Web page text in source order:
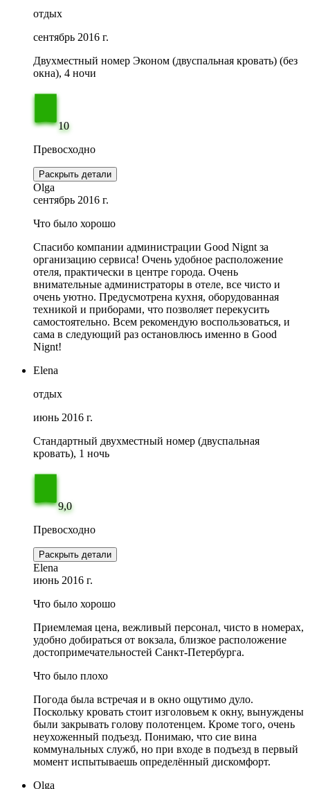
отдых
сентябрь 2016 г.
Двухместный номер Эконом (двуспальная кровать) (без
окна), 4 ночи
10
Превосходно
Раскрыть детали
Olga
сентябрь 2016 г.
Что было хорошо
Спасибо компании администрации Good Nignt за
организацию сервиса! Очень удобное расположение
отеля, практически в центре города. Очень
внимательные администраторы в отеле, все чисто и
очень уютно. Предусмотрена кухня, оборудованная
техникой и приборами, что позволяет перекусить
самостоятельно. Всем рекомендую воспользоваться, и
сама в следующий раз остановлюсь именно в Good
Nignt!
Elena
отдых
июнь 2016 г.
Стандартный двухместный номер (двуспальная
кровать), 1 ночь
9,0
Превосходно
Раскрыть детали
Elena
июнь 2016 г.
Что было хорошо
Приемлемая цена, вежливый персонал, чисто в номерах,
удобно добираться от вокзала, близкое расположение
достопримечательностей Санкт-Петербурга.
Что было плохо
Погода была встречая и в окно ощутимо дуло.
Поскольку кровать стоит изголовьем к окну, вынуждены
были закрывать голову полотенцем. Кроме того, очень
неухоженный подъезд. Понимаю, что сие вина
коммунальных служб, но при входе в подъезд в первый
момент испытываешь определённый дискомфорт.
Olga